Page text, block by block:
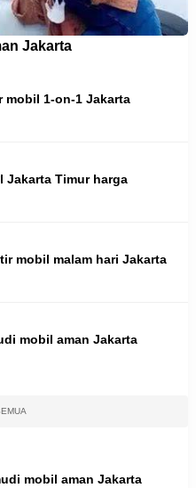
Jakarta
mobil 1-on-1 Jakarta
Jakarta Timur harga
mobil malam hari Jakarta
mobil aman Jakarta
mobil aman Jakarta